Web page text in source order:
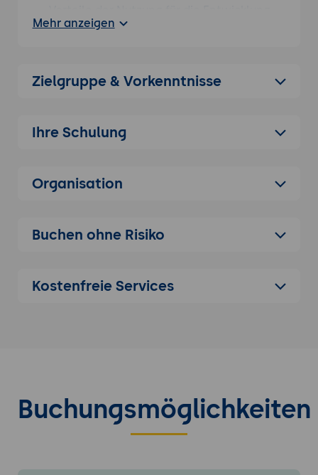
von Unternehmensanwendungen.
einschließlich der Entwicklung von
Installation und Setup
Anleitung zur Installation von JHipster und
zur Einrichtung eines neuen Projekts.
Einrichtung und Konfiguration eines
Grundlegende Konzepte und Architektur
Erstellung eines neuen Projekts mit
JHipster, einschließlich der Auswahl von
Technologien und Konfigurationsoptionen.
Mehr anzeigen
Zielgruppe & Vorkenntnisse
Ihre Schulung
Organisation
Buchen ohne Risiko
Kostenfreie Services
Buchungsmöglichkeiten